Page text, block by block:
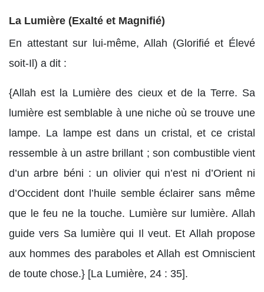
La Lumière (Exalté et Magnifié)
En attestant sur lui-même, Allah (Glorifié et Élevé
soit-Il) a dit :
{Allah est la Lumière des cieux et de la Terre. Sa
lumière est semblable à une niche où se trouve une
lampe. La lampe est dans un cristal, et ce cristal
ressemble à un astre brillant ; son combustible vient
d’un arbre béni : un olivier qui n’est ni d’Orient ni
d’Occident dont l’huile semble éclairer sans même
que le feu ne la touche. Lumière sur lumière. Allah
guide vers Sa lumière qui Il veut. Et Allah propose
aux hommes des paraboles et Allah est Omniscient
de toute chose.} [La Lumière, 24 : 35].